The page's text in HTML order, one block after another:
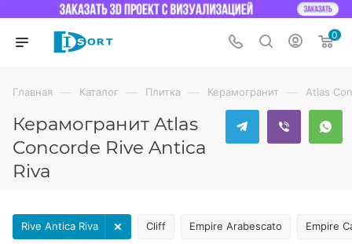
0
Главная — Каталог — Плитка — Керамогранит — Atlas
Керамогранит Atlas
Concorde Rive Antica
Riva
Cliff Empire Arabescato Empire
Rive Antica Riva